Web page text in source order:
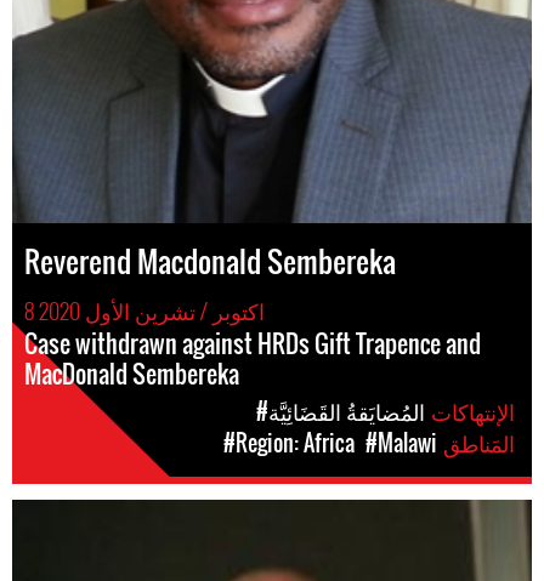
Reverend Macdonald Sembereka
8 اكتوبر / تشرين الأول 2020
Case withdrawn against HRDs Gift Trapence and
MacDonald Sembereka
#المُضايَقةُ القَضَائِيَّة
#Region: Africa #Malawi